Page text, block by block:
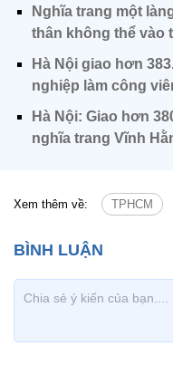
Nghĩa trang một
thân không thể vào
Hà Nội giao hơn
nghiệp làm công
Hà Nội: Giao hơn
nghĩa trang Vĩnh
Xem thêm về: TPHCM